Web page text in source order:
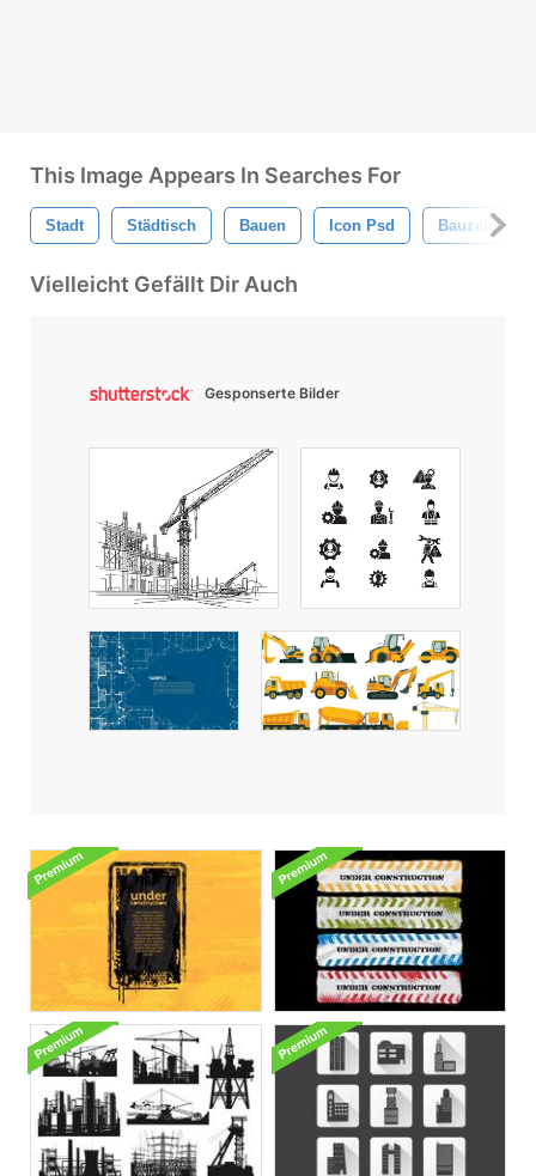
This Image Appears In Searches For
Stadt Städtisch Bauen Icon Psd Bauzeichen
Vielleicht Gefällt Dir Auch
Gesponserte Bilder